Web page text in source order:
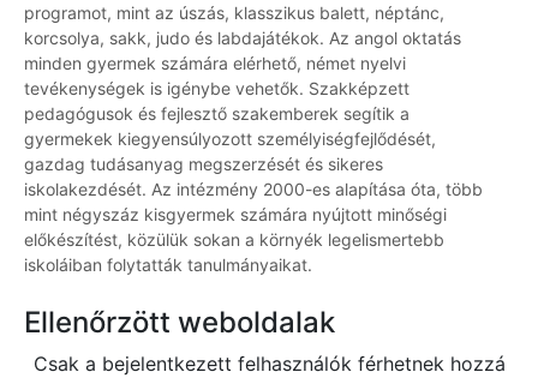
programot, mint az úszás, klasszikus balett, néptánc,
korcsolya, sakk, judo és labdajátékok. Az angol oktatás
minden gyermek számára elérhető, német nyelvi
tevékenységek is igénybe vehetők. Szakképzett
pedagógusok és fejlesztő szakemberek segítik a
gyermekek kiegyensúlyozott személyiségfejlődését,
gazdag tudásanyag megszerzését és sikeres
iskolakezdését. Az intézmény 2000-es alapítása óta, több
mint négyszáz kisgyermek számára nyújtott minőségi
előkészítést, közülük sokan a környék legelismertebb
iskoláiban folytatták tanulmányaikat.
Ellenőrzött weboldalak
Csak a bejelentkezett felhasználók férhetnek hozzá